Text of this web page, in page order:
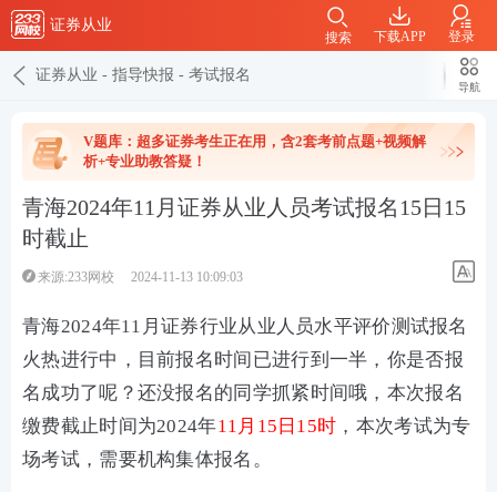
证券从业
下载APP 登录
搜索
证券从业 - 指导快报 - 考试报名
导航
V题库：超多证券考生正在用，含2套考前点题+视频解
析+专业助教答疑！
青海2024年11月证券从业人员考试报名15日15
时截止
来源:233网校 2024-11-13 10:09:03
青海2024年11月证券行业从业人员水平评价测试报名
火热进行中，目前报名时间已进行到一半，你是否报
名成功了呢？还没报名的同学抓紧时间哦，本次报名
缴费截止时间为2024年11月15日15时 ，本次考试为专
场考试， 需要机构集体报名。